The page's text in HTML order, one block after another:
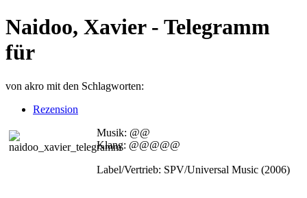
Naidoo, Xavier - Telegramm
für
von akro mit den Schlagworten:
Rezension
Musik: @@
Klang: @@@@@
Label/Vertrieb: SPV/Universal Music (2006)